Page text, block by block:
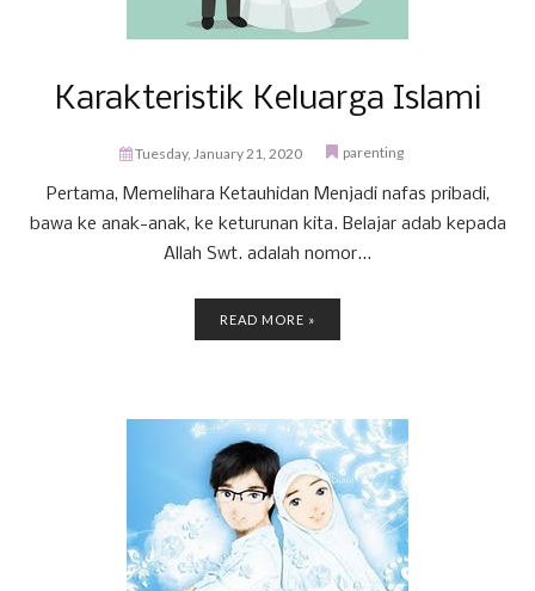
Karakteristik Keluarga Islami
Tuesday, January 21, 2020 parenting
Pertama, Memelihara Ketauhidan Menjadi nafas pribadi,
bawa ke anak-anak, ke keturunan kita. Belajar adab kepada
Allah Swt. adalah nomor...
READ MORE »